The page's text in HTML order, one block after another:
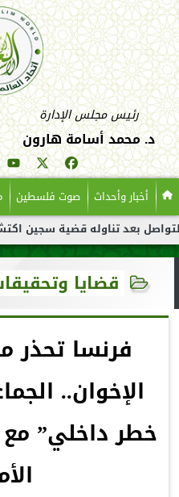
رئيس مجلس الإدارة
د. محمد أسامة هارون
أخبار وأحداث صوت فلسطين
تناوله قضية سجين اكتشف علاجا
قضايا
فرنسا تحذر
الإخوان..
خطر داخلي” مع